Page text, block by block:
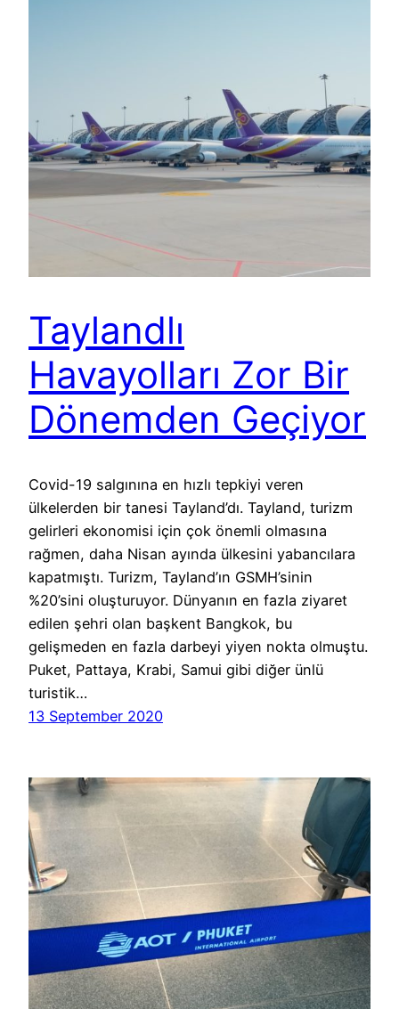
Taylandlı
Havayolları Zor Bir
Dönemden Geçiyor
Covid-19 salgınına en hızlı tepkiyi veren
ülkelerden bir tanesi Tayland’dı. Tayland, turizm
gelirleri ekonomisi için çok önemli olmasına
rağmen, daha Nisan ayında ülkesini yabancılara
kapatmıştı. Turizm, Tayland’ın GSMH’sinin
%20’sini oluşturuyor. Dünyanın en fazla ziyaret
edilen şehri olan başkent Bangkok, bu
gelişmeden en fazla darbeyi yiyen nokta olmuştu.
Puket, Pattaya, Krabi, Samui gibi diğer ünlü
turistik…
13 September 2020